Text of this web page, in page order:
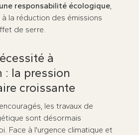
responsabilité écologique,
la réduction des émissions
de serre.
à
la pression
croissante
les travaux de
sont désormais
Face à l'urgence climatique et